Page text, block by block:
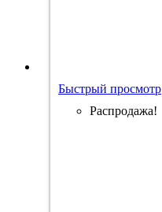
Быстрый просмотр
Распродажа!